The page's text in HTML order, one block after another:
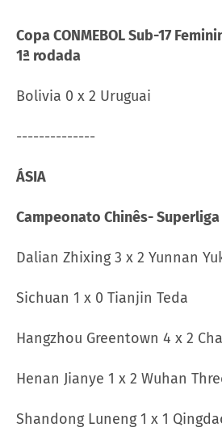
Copa CONMEBOL Sub-17
1ª rodada
Bolivia 0 x 2 Uruguai
--------------
ÁSIA
Campeonato Chinês-
Dalian Zhixing 3 x 2 Yunnan
Sichuan 1 x 0 Tianjin Teda
Hangzhou Greentown 4 x 2
Henan Jianye 1 x 2 Wuhan
Shandong Luneng 1 x 1